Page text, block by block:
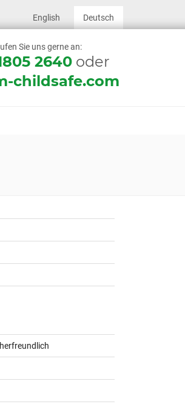
English Deutsch
Sie uns gerne an:
2640oder
childsafe.com